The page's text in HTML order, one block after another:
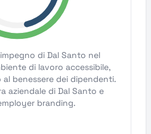
di Dal Santo nel
di lavoro accessibile,
benessere dei dipendenti.
aziendale di Dal Santo e
branding.